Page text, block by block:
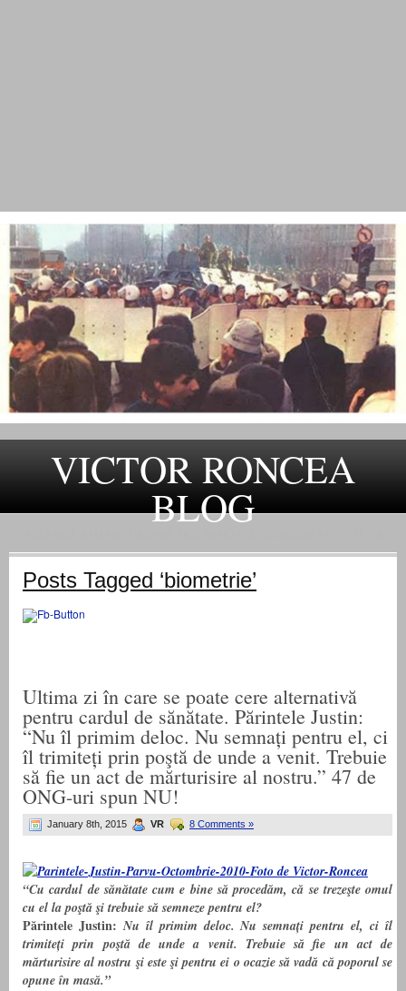
VICTOR RONCEA
BLOG
Posts Tagged ‘biometrie’
Ultima zi în care se poate cere alternativă
pentru cardul de sănătate. Părintele Justin:
“Nu îl primim deloc. Nu semnați pentru el, ci
îl trimiteți prin poştă de unde a venit. Trebuie
să fie un act de mărturisire al nostru.” 47 de
ONG-uri spun NU!
January 8th, 2015 VR 8 Comments »
“Cu cardul de sănătate cum e bine să procedăm, că se trezeşte omul
cu el la poştă şi trebuie să semneze pentru el?
Părintele Justin:Nu îl primim deloc. Nu semnați pentru el, ci îl
trimiteți prin poştă de unde a venit. Trebuie să fie un act de
mărturisire al nostru şi este şi pentru ei o ocazie să vadă că poporul se
opune în masă.”